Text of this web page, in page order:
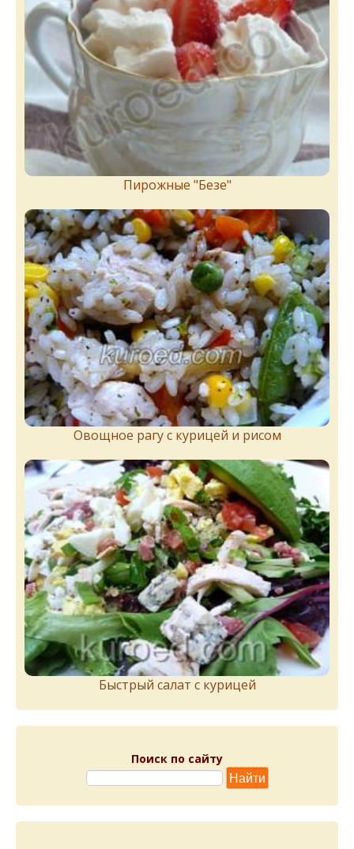
Пирожныe "Бeзe"
Овощное рагу с курицей и рисом
Быстрый салат с курицей
Поиск по сайту